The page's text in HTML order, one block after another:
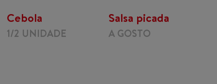
Cebola
1/2 UNIDADE
Salsa picada
A GOSTO